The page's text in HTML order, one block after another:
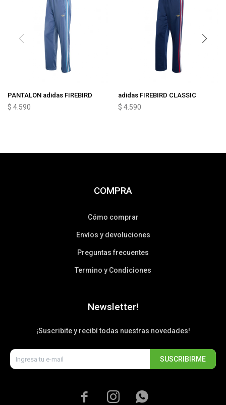
PANTALON adidas FIREBIRD
$ 4.590
adidas FIREBIRD CLASSIC
$ 4.590
COMPRA
Cómo comprar
Envíos y devoluciones
Preguntas frecuentes
Termino y Condiciones
Newsletter!
¡Suscribite y recibí todas nuestras novedades!
SUSCRIBIRME
  